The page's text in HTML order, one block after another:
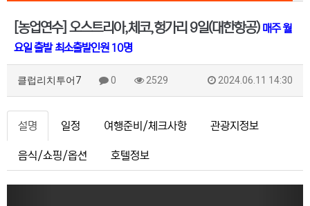
[농업연수] 오스트리아,체코,헝가리 9일(대한항공) 매주 월
요일 출발 최소출발인원 10명
클럽리치투어7 0 2529 2024.06.11 14:30
설명 일정 여행준비/체크사항 관광지정보
음식/쇼핑/옵션 호텔정보